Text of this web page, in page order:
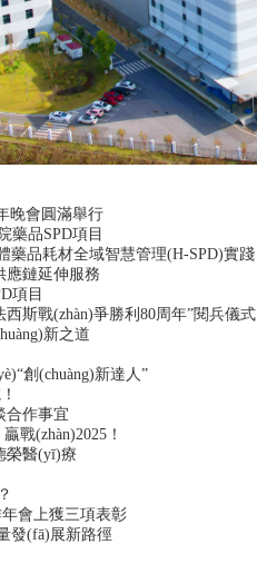
晚會圓滿舉行
藥品SPD項目
藥品耗材全域智慧管理(H-SPD)實踐
鏈延伸服務
項目
斯戰(zhàn)爭勝利80周年”閱兵儀式
新之道
創(chuàng)新達人”
合作事宜
戰(zhàn)2025！
榮醫(yī)療
會上獲三項表彰
發(fā)展新路徑